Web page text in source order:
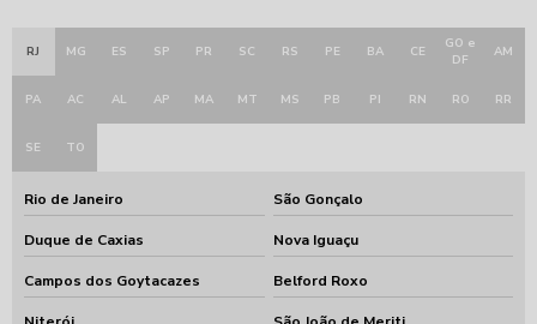
RJ MG ES SP PR SC RS PE BA CE
GO e
DF
AM
PA AC AL AP MA MT MS PB PI RN RO RR
SE TO
Rio de Janeiro São Gonçalo
Duque de Caxias Nova Iguaçu
Campos dos Goytacazes Belford Roxo